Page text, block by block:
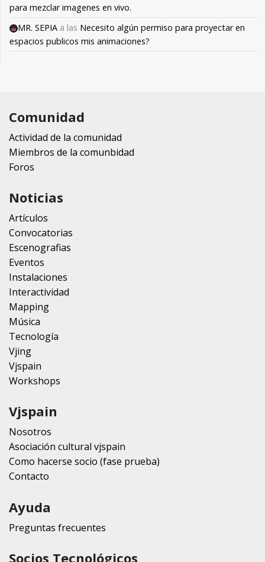
para mezclar imagenes en vivo.
MR. SEPIA a las Necesito algún permiso para proyectar en
espacios publicos mis animaciones?
Comunidad
Actividad de la comunidad
Miembros de la comunbidad
Foros
Noticias
Artículos
Convocatorias
Escenografias
Eventos
Instalaciones
Interactividad
Mapping
Música
Tecnología
Vjing
Vjspain
Workshops
Vjspain
Nosotros
Asociación cultural vjspain
Como hacerse socio (fase prueba)
Contacto
Ayuda
Preguntas frecuentes
Socios Tecnológicos